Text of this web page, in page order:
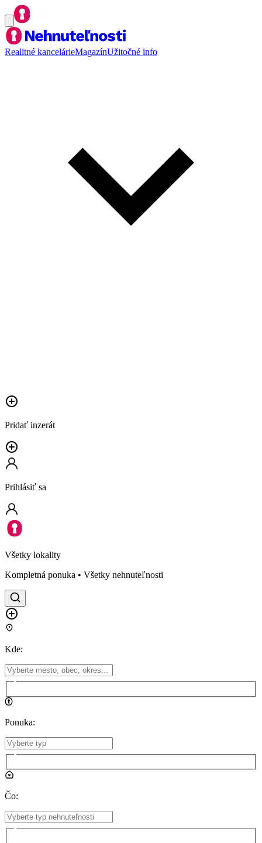
Realitné kancelárieMagazínUžitočné info
Pridať inzerát
Prihlásiť sa
Všetky lokality
Kompletná ponuka • Všetky nehnuteľnosti
Kde:
Ponuka:
Čo: